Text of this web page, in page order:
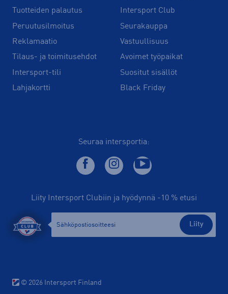
Tuotteiden palautus
Peruutusilmoitus
Reklamaatio
Tilaus- ja toimitusehdot
Intersport-tili
Lahjakortti
Intersport Club
Seurakauppa
Vastuullisuus
Avoimet työpaikat
Suositut sisällöt
Black Friday
Seuraa intersportia:
Liity Intersport Clubiin ja hyödynnä -10 % etusi
Liity
© 2026 Intersport Finland